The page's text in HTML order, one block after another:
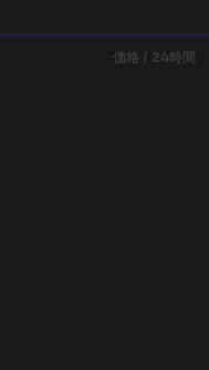
価格 / 24時間